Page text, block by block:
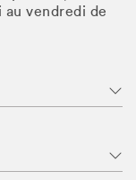
vendredi de